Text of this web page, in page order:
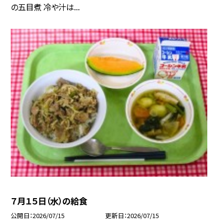
の五目煮 冷や汁は...
７月１５日（水）の給食
公開日 2026/07/15 更新日 2026/07/15